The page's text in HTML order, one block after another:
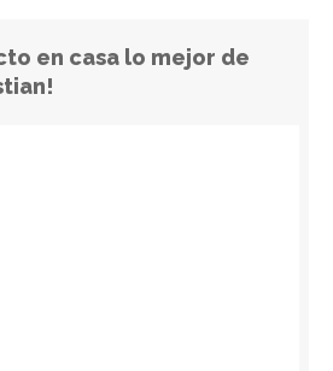
en casa lo mejor de